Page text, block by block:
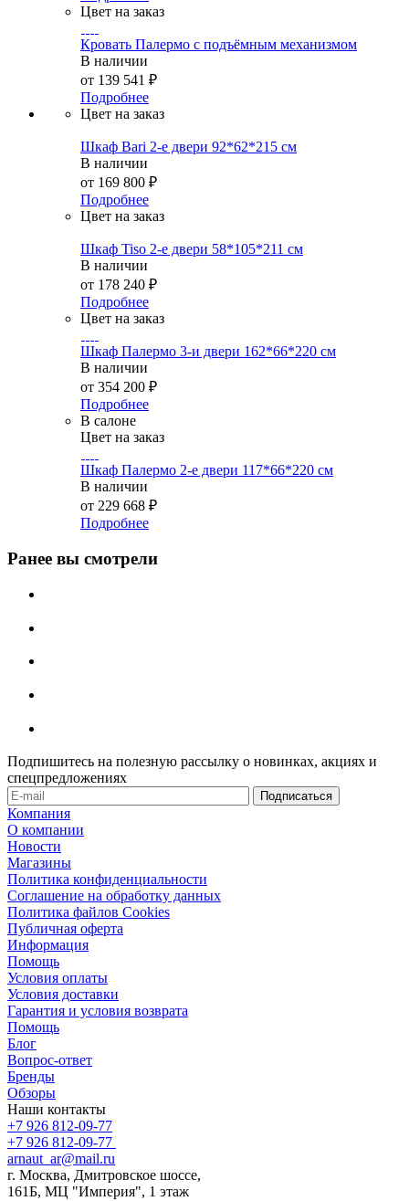
Цвет на заказ
Кровать Палермо с подъёмным механизмом
В наличии
от 139 541 ₽
Подробнее
Цвет на заказ
Шкаф Bari 2-е двери 92*62*215 см
В наличии
от 169 800 ₽
Подробнее
Цвет на заказ
Шкаф Tiso 2-е двери 58*105*211 см
В наличии
от 178 240 ₽
Подробнее
Цвет на заказ
Шкаф Палермо 3-и двери 162*66*220 см
В наличии
от 354 200 ₽
Подробнее
В салоне
Цвет на заказ
Шкаф Палермо 2-е двери 117*66*220 см
В наличии
от 229 668 ₽
Подробнее
Ранее вы смотрели
Подпишитесь на полезную рассылку о новинках, акциях и
спецпредложениях
Компания
О компании
Новости
Магазины
Политика конфиденциальности
Соглашение на обработку данных
Политика файлов Cookies
Публичная оферта
Информация
Помощь
Условия оплаты
Условия доставки
Гарантия и условия возврата
Помощь
Блог
Вопрос-ответ
Бренды
Обзоры
Наши контакты
+7 926 812-09-77
+7 926 812-09-77
arnaut_ar@mail.ru
г. Москва, Дмитровское шоссе,
161Б, МЦ "Империя", 1 этаж